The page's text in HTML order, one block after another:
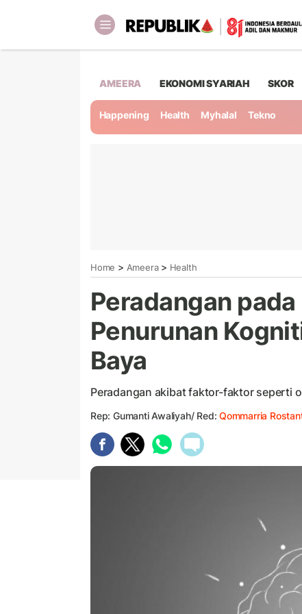
AMEERA EKONOMI SYARIAH SKOR
Happening Health Myhalal Tekno
Home > Ameera> Health
Peradangan
Penurunan
Baya
Peradangan akibat faktor-faktor seperti
Rep: Gumanti Awaliyah/ Red:Qommarria